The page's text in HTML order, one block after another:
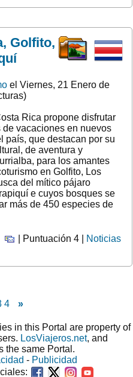
Golfito,
el Viernes, 21 Enero de
Rica propone disfrutar
de vacaciones en nuevos
país, que destacan por su
de aventura y
para los amantes
en Golfito, Los
del mítico pájaro
e cuyos bosques se
más de 450 especies de
| Puntuación 4 |
Noticias
4 »
in this Portal are property of
LosViajeros.net, and
the same Portal.
- Publicidad